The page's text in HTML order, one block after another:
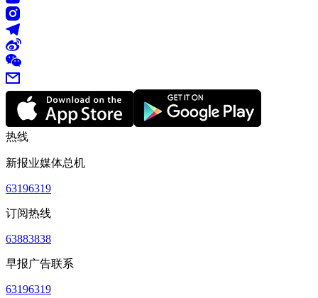
热线
新报业媒体总机
63196319
订阅热线
63883838
早报广告联系
63196319